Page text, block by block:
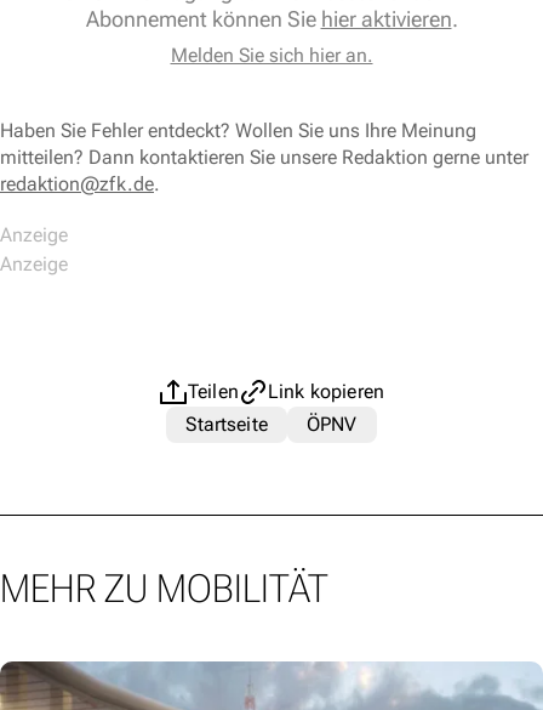
Abonnement können Sie hier aktivieren.
Melden Sie sich hier an.
Haben Sie Fehler entdeckt? Wollen Sie uns Ihre Meinung
mitteilen? Dann kontaktieren Sie unsere Redaktion gerne unter
redaktion@zfk.de.
Teilen
Link kopieren
Startseite
ÖPNV
MEHR ZU MOBILITÄT